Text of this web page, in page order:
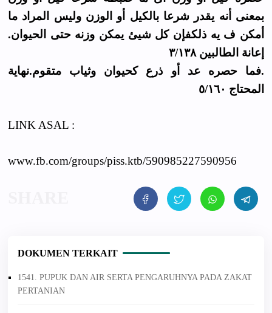
بمعنى أنه يقدر شرعا بالكيل أو الوزن وليس المراد ما
أمكن ف يه ذلكفإن كل شيئ يمكن وزنه حتى الحيوان.
إعانة الطالبين ٣/١٣٨
.فما حصره عد أو ذرع كحيوان وثياب متقوم.نهاية
المحتاج ٥/١٦٠
LINK ASAL :
www.fb.com/groups/piss.ktb/590985227590956
DOKUMEN TERKAIT
1541. PUPUK DAN AIR SERTA PENGARUHNYA PADA ZAKAT
PERTANIAN